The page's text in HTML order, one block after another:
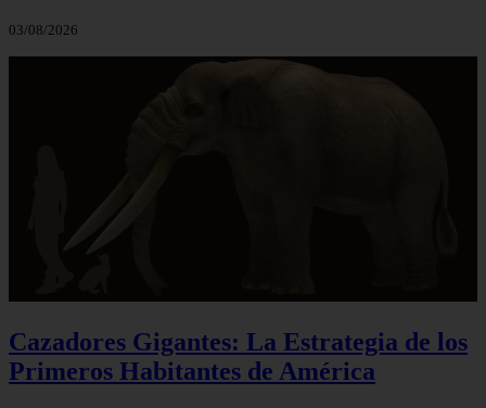
03/08/2026
Cazadores Gigantes: La Estrategia de los
Primeros Habitantes de América